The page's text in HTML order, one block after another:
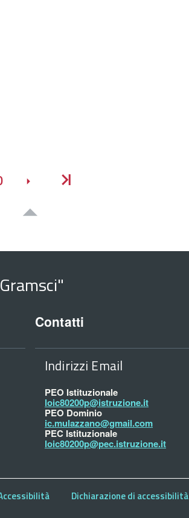
Avanti
Contatti
Indirizzi Email
PEO Istituzionale
loic80200p@istruzione.it
PEO Dominio
ic.mulazzano@gmail.com
PEC Istituzionale
loic80200p@pec.istruzione.it
Dichiarazione di accessibilità